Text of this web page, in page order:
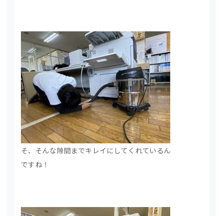
そ、そんな隙間までキレイにしてくれているん
ですね！